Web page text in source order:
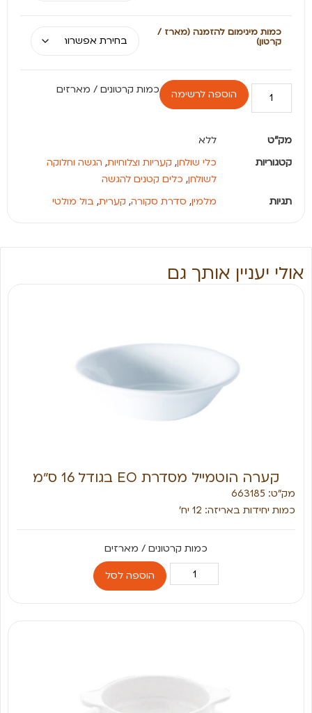
כמות מינימום להזמנה (מארז /
קרטון)
הוספה לרשימה
מק"ט
ללא
קטגוריות
כלי שולחן, קעריות וצלוחיות, הגשה וחלוקה
לשולחן, כלים קטנים להגשה
תגיות
מלמין, סדרת סקורה, קערית, בול מולטי
אולי יעניין אותך גם
קערה הוטמייל מסדרת EO בגודל 16 ס״מ
מק״ט: 663185
כמות יחידות באריזה: 12 יח׳
הוספה לסל